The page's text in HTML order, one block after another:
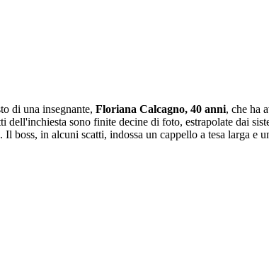
di una insegnante, Floriana Calcagno, 40 anni, che ha
dell'inchiesta sono finite decine di foto, estrapolate dai
boss, in alcuni scatti, indossa un cappello a tesa larga e